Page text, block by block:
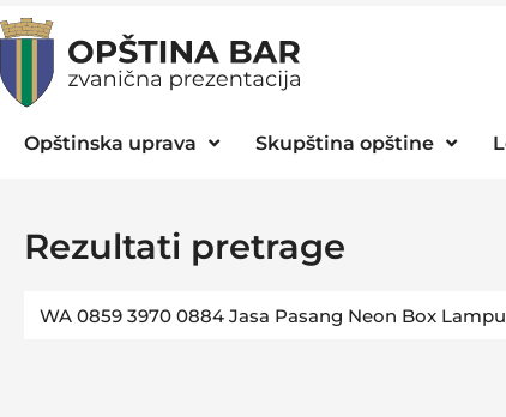
Opštinska uprava Skupština opštine
Rezultati pretrage